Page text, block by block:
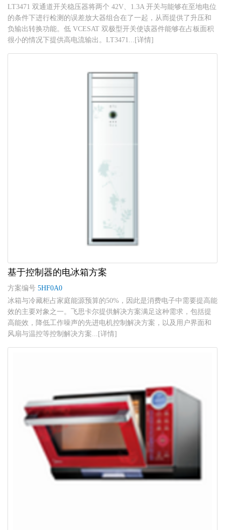
LT3471 双通道开关稳压器将两个 42V、1.3A 开关与能够在至地电位
的条件下进行检测的误差放大器组合在了一起，从而提供了升压和
负输出转换功能。低 VCESAT 双极型开关使该器件能够在占板面积
很小的情况下提供高电流输出。LT3471...[详情]
基于控制器的电冰箱方案
方案编号 5HF0A0
冰箱与冷藏柜占家庭能源预算的50%，因此是消费电子中需要提高能
效的主要对象之一。飞思卡尔提供解决方案满足这种需求，包括提
高能效，降低工作噪声的先进电机控制解决方案，以及用户界面和
风扇与温控等控制解决方案...[详情]